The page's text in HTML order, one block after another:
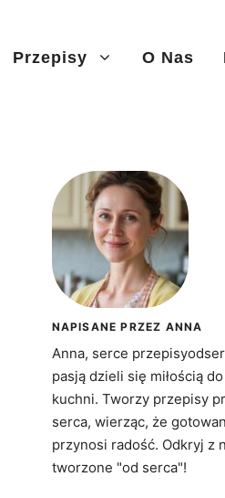
Przepisy O Nas
NAPISANE PRZEZ ANNA
Anna, serce
pasją dzieli się miłością
kuchni. Tworzy przepisy
serca, wierząc, że
przynosi radość. Odkryj z
tworzone "od serca"!